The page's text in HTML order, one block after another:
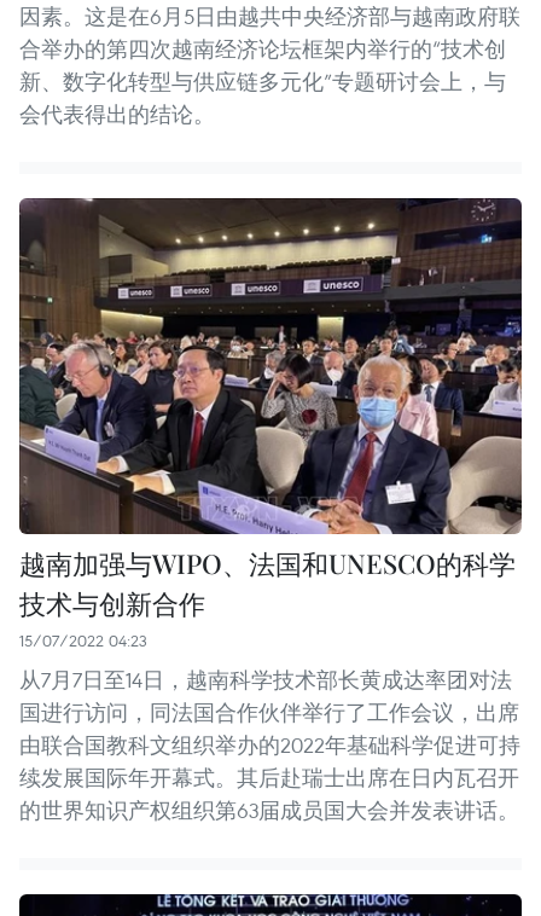
因素。这是在6月5日由越共中央经济部与越南政府联
合举办的第四次越南经济论坛框架内举行的“技术创
新、数字化转型与供应链多元化”专题研讨会上，与
会代表得出的结论。
越南加强与WIPO、法国和UNESCO的科学
技术与创新合作
15/07/2022 04:23
从7月7日至14日，越南科学技术部长黄成达率团对法
国进行访问，同法国合作伙伴举行了工作会议，出席
由联合国教科文组织举办的2022年基础科学促进可持
续发展国际年开幕式。其后赴瑞士出席在日内瓦召开
的世界知识产权组织第63届成员国大会并发表讲话。